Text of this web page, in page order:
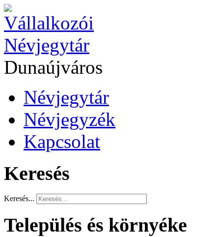
Dunaújváros
Névjegytár
Névjegyzék
Kapcsolat
Keresés
Keresés...
Település és környéke